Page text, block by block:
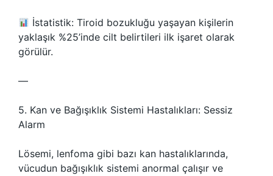
İstatistik: Tiroid bozukluğu yaşayan kişilerin
yaklaşık %25’inde cilt belirtileri ilk işaret olarak
görülür.
—
5. Kan ve Bağışıklık Sistemi Hastalıkları: Sessiz
Alarm
Lösemi, lenfoma gibi bazı kan hastalıklarında,
vücudun bağışıklık sistemi anormal çalışır ve